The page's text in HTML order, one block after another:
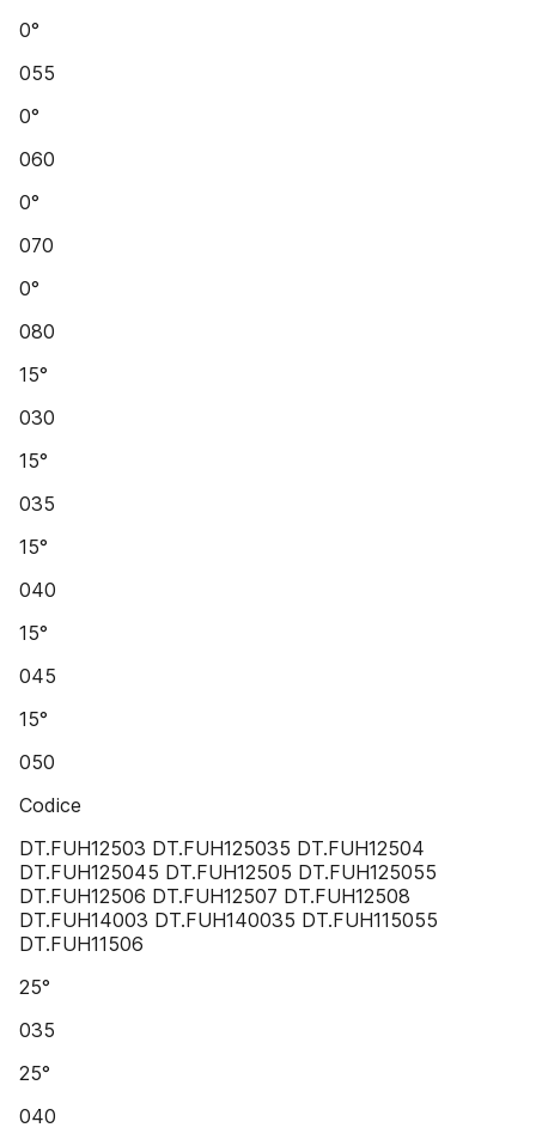
0°
055
0°
060
0°
070
0°
080
15°
030
15°
035
15°
040
15°
045
15°
050
Codice
DT.FUH12503 DT.FUH125035 DT.FUH12504
DT.FUH125045 DT.FUH12505 DT.FUH125055
DT.FUH12506 DT.FUH12507 DT.FUH12508
DT.FUH14003 DT.FUH140035 DT.FUH115055
DT.FUH11506
25°
035
25°
040